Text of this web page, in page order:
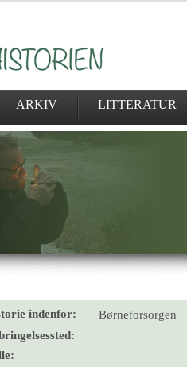
ARKIV LITTERATUR
indenfor:
Børneforsorgen